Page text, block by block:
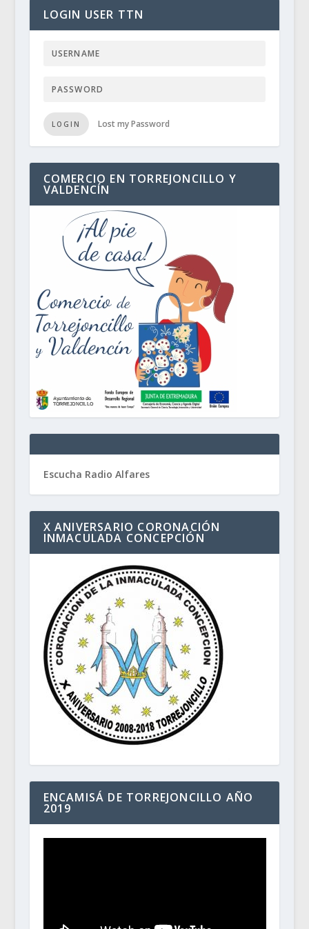
LOGIN USER TTN
LOGIN Lost my Password
COMERCIO EN TORREJONCILLO Y
VALDENCÍN
Escucha Radio Alfares
X ANIVERSARIO CORONACIÓN
INMACULADA CONCEPCIÓN
ENCAMISÁ DE TORREJONCILLO AÑO
2019